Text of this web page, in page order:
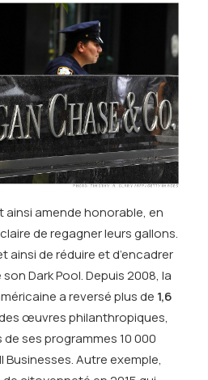
ainsi amende honorable, en
de regagner leurs gallons.
ainsi de réduire et d’encadrer
Dark Pool. Depuis 2008, la
a reversé plus de 1,6
œuvres philanthropiques,
ses programmes 10 000
Businesses. Autre exemple,